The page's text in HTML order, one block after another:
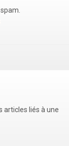
articles liés à une